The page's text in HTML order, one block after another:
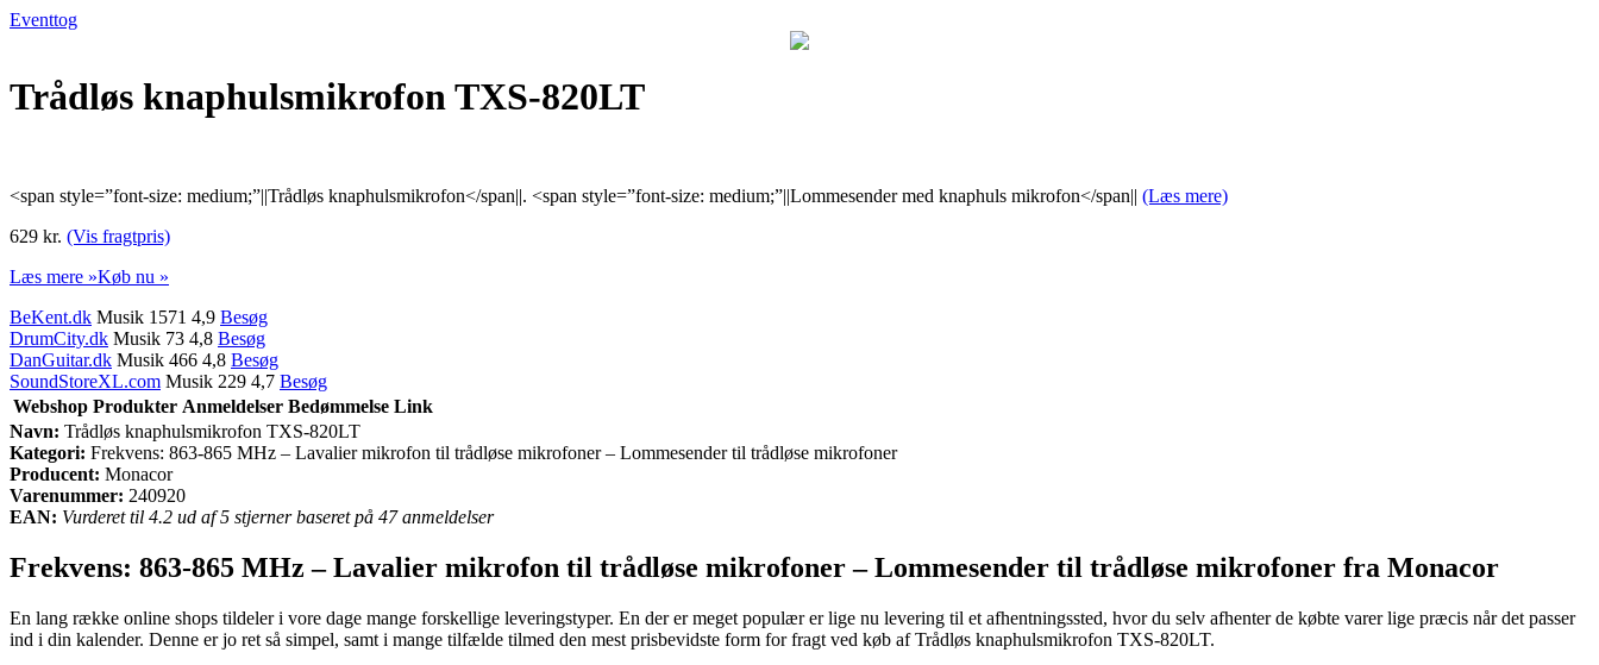
Eventtog
Trådløs knaphulsmikrofon TXS-820LT
<span style=”font-size: medium;”||Trådløs knaphulsmikrofon</span||. <span style=”font-size: medium;”||Lommesender med knaphuls mikrofon</span|| (Læs mere)
629 kr. (Vis fragtpris)
Læs mere »Køb nu »
BeKent.dk Musik 1571 4,9 Besøg
DrumCity.dk Musik 73 4,8 Besøg
DanGuitar.dk Musik 466 4,8 Besøg
SoundStoreXL.com Musik 229 4,7 Besøg
Webshop Produkter Anmeldelser Bedømmelse Link
Navn: Trådløs knaphulsmikrofon TXS-820LT
Kategori: Frekvens: 863-865 MHz – Lavalier mikrofon til trådløse mikrofoner – Lommesender til trådløse mikrofoner
Producent: Monacor
Varenummer: 240920
EAN: Vurderet til 4.2 ud af 5 stjerner baseret på 47 anmeldelser
Frekvens: 863-865 MHz – Lavalier mikrofon til trådløse mikrofoner – Lommesender til trådløse mikrofoner fra Monacor
En lang række online shops tildeler i vore dage mange forskellige leveringstyper. En der er meget populær er lige nu levering til et afhentningssted, hvor du selv afhenter de købte varer lige præcis når det passer
ind i din kalender. Denne er jo ret så simpel, samt i mange tilfælde tilmed den mest prisbevidste form for fragt ved køb af Trådløs knaphulsmikrofon TXS-820LT.